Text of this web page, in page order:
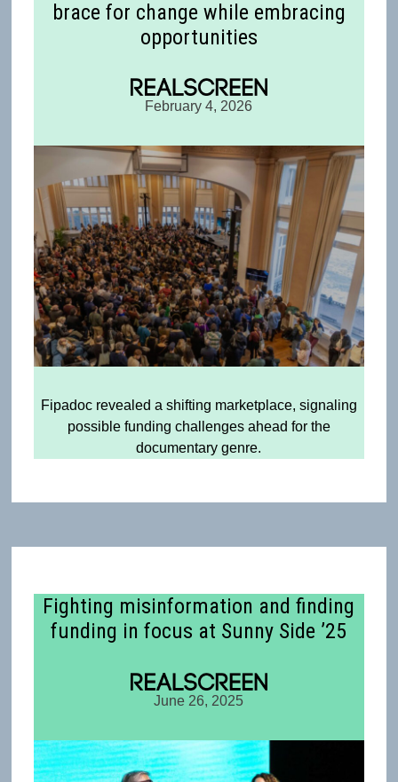
brace for change while embracing
opportunities
February 4, 2026
Fipadoc revealed a shifting marketplace, signaling
possible funding challenges ahead for the
documentary genre.
Fighting misinformation and finding
funding in focus at Sunny Side ’25
June 26, 2025